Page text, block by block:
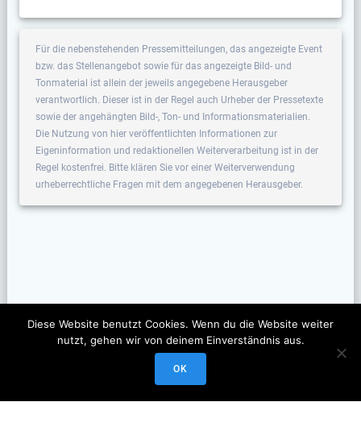
Für die nebenstehenden Pressemitteilungen, das angezeigte Event
bzw. das Stellenangebot sowie für das angezeigte Bild- und
Tonmaterial ist allein der jeweils angegebene Herausgeber
verantwortlich. Dieser ist in der Regel auch Urheber der Pressetexte
sowie der angehängten Bild-, Ton- und Informationsmaterialien.
Die Nutzung von hier veröffentlichten Informationen zur
Eigeninformation und redaktionellen Weiterverarbeitung ist in der
Regel kostenfrei. Bitte klären Sie vor einer Weiterverwendung
urheberrechtliche Fragen mit dem angegebenen Herausgeber.
Diese Website benutzt Cookies. Wenn du die Website weiter
nutzt, gehen wir von deinem Einverständnis aus.
OK